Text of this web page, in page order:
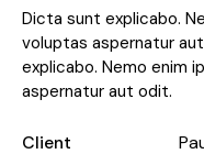
Dicta sunt explicabo.
voluptas aspernatur
explicabo. Nemo enim
aspernatur aut odit.
Client